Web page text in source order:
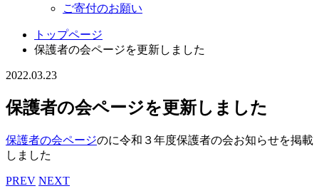
ご寄付のお願い
トップページ
保護者の会ページを更新しました
2022.03.23
保護者の会ページを更新しました
保護者の会ページのに令和３年度保護者の会お知らせを掲載
しました
PREV NEXT